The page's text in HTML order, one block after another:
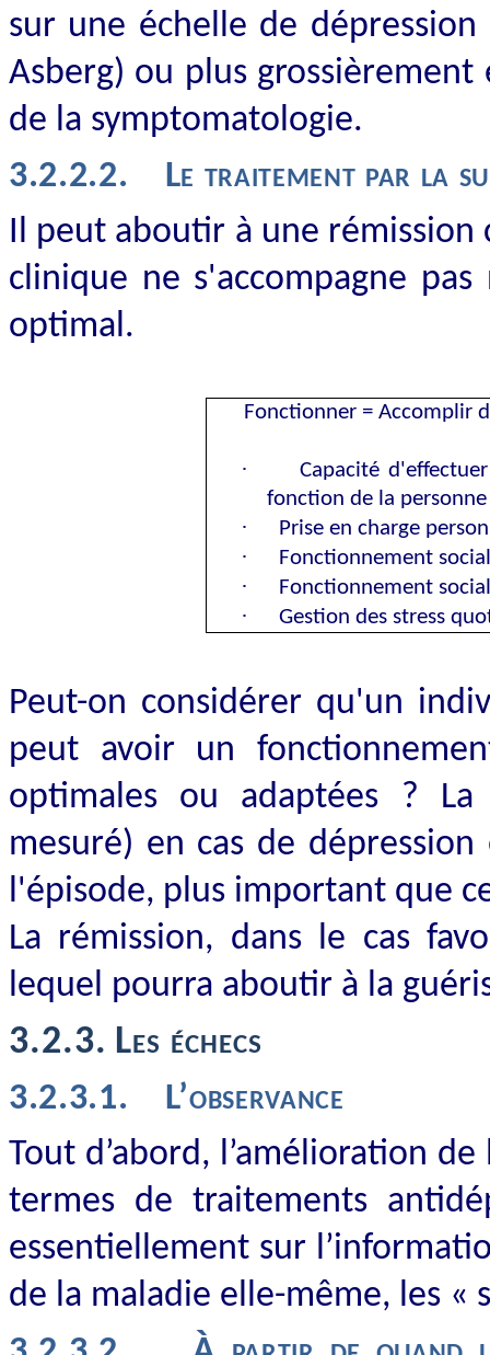
sur une échelle de
Asberg) ou plus
de la symptomatologie.
3.2.2.2.
Le traitement par la
Il peut aboutir à une
clinique ne s'accompagne
optimal.
Fonctionner = Accomplir
·
Capacité
fonction de la personne
· Prise en charge
· Fonctionnement
· Fonctionnement
· Gestion des stress
Peut-on considérer qu'un
peut avoir un
optimales ou adaptées ?
mesuré) en cas de
l'épisode, plus important que
La rémission, dans le cas
lequel pourra aboutir à la
3.2.3. Les échecs
3.2.3.1.
L’observance
Tout d’abord, l’amélioration
termes de traitements
essentiellement sur
de la maladie elle-même, les «